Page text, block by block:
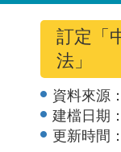
訂定「
法」
資料來源：
建檔日期：
更新時間：